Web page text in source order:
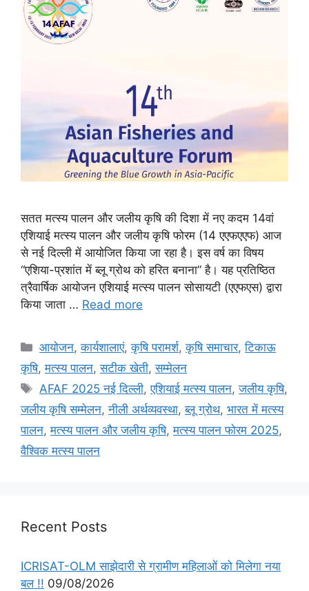
सतत मत्स्य पालन और जलीय कृषि की दिशा में नए कदम 14वां
एशियाई मत्स्य पालन और जलीय कृषि फोरम (14 एएफएएफ) आज
से नई दिल्ली में आयोजित किया जा रहा है। इस वर्ष का विषय
“एशिया-प्रशांत में ब्लू ग्रोथ को हरित बनाना” है। यह प्रतिष्ठित
त्रैवार्षिक आयोजन एशियाई मत्स्य पालन सोसायटी (एएफएस) द्वारा
किया जाता … Read more
आयोजन,कार्यशालाएं,कृषि परामर्श,कृषि समाचार,टिकाऊ
कृषि,मत्स्य पालन,सटीक खेती,सम्मेलन
AFAF 2025 नई दिल्ली,एशियाई मत्स्य पालन,जलीय कृषि,
जलीय कृषि सम्मेलन,नीली अर्थव्यवस्था,ब्लू ग्रोथ, भारत में मत्स्य
पालन,मत्स्य पालन और जलीय कृषि,मत्स्य पालन फोरम 2025,
वैश्विक मत्स्य पालन
Recent Posts
ICRISAT-OLM साझेदारी से ग्रामीण महिलाओं को मिलेगा नया
बल !! 09/08/2026